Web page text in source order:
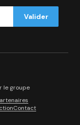
Valider
le groupe
Contact